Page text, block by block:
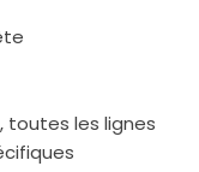
toutes les lignes